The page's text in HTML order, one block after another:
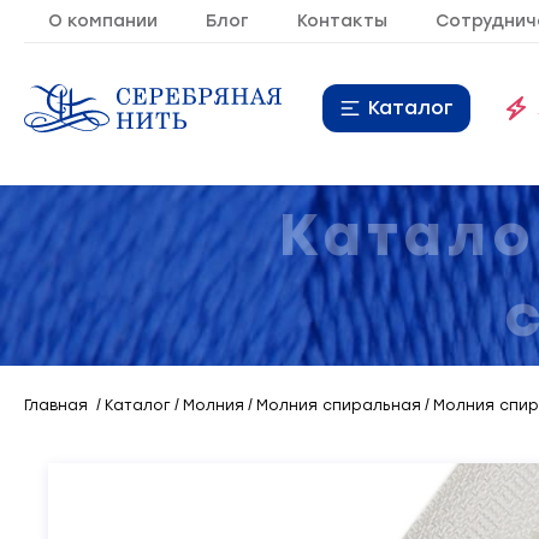
О компании Блог Контакты
Каталог
Молния 9
Резинка 10
Кант
Лента 20
21
Главная Каталог Молния Молния спиральная Молния